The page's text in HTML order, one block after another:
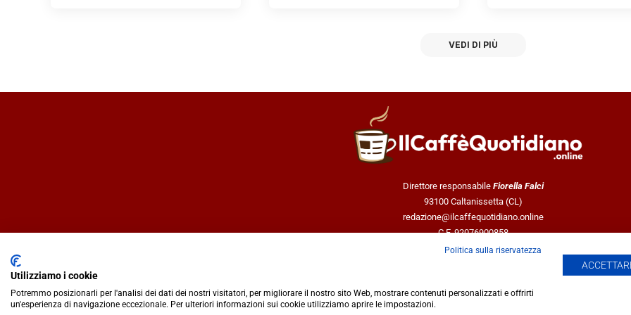
VEDI DI PIÙ
Direttore responsabile Fiorella Falci
93100 Caltanissetta (CL)
redazione@ilcaffequotidiano.online
C.F. 92076900858
Chi siamo
IlCaffèQuotidiano.online è una testata giornalistica registrata presso il Tribunale di Caltanissetta n.02/2024 del 17/
Politica sulla riservatezza
Utilizziamo i cookie
Potremmo posizionarli per l'analisi dei dati dei nostri visitatori, per migliorare il nostro sito Web, mostrare contenuti personalizzati e offrirti
un'esperienza di navigazione eccezionale. Per ulteriori informazioni sui cookie utilizziamo aprire le impostazioni.